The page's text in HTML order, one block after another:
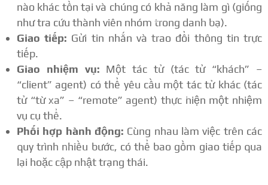
nào khác tồn tại và chúng có khả năng làm gì (giống
như tra cứu thành viên nhóm trong danh bạ).
Giao tiếp: Gửi tin nhắn và trao đổi thông tin trực
tiếp.
Giao nhiệm vụ: Một tác tử (tác tử “khách” –
“client” agent) có thể yêu cầu một tác tử khác (tác
tử “từ xa” – “remote” agent) thực hiện một nhiệm
vụ cụ thể.
Phối hợp hành động: Cùng nhau làm việc trên các
quy trình nhiều bước, có thể bao gồm giao tiếp qua
lại hoặc cập nhật trạng thái.